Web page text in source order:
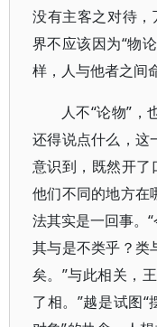
没有主客之对待，
界不应该因为“物
样，人与他者之间
人不“论物”，
还得说点什么，这
意识到，既然开了
他们不同的地方在
法其实是一回事。
其与是不类乎？类
矣。”与此相关，
了相。”越是试图“